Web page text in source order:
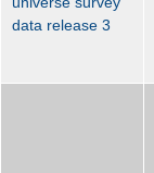
data release 3